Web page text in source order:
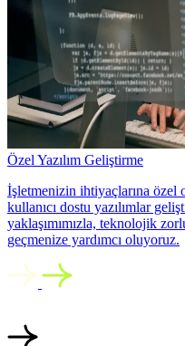
Özel Yazılım Geliştirme
İşletmenizin ihtiyaçlarına özel
kullanıcı dostu yazılımlar
yaklaşımımızla, teknolojik
geçmenize yardımcı oluyoruz.